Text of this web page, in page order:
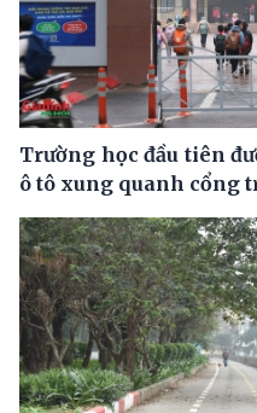
Trường học đầu tiên
ô tô xung quanh cổng